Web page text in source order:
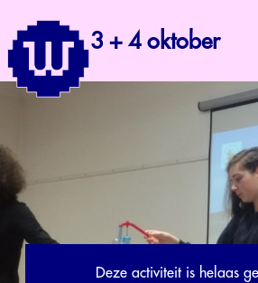
3 + 4 oktober
Deze activiteit is helaas